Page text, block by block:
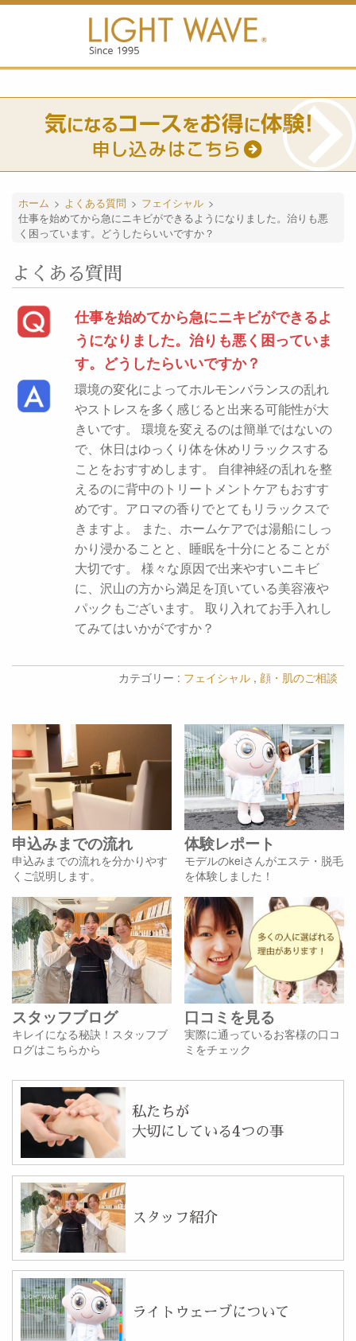
ホーム > よくある質問 > フェイシャル >
仕事を始めてから急にニキビができるようになりました。治りも悪
く困っています。どうしたらいいですか？
よくある質問
仕事を始めてから急にニキビができるよ
うになりました。治りも悪く困っていま
す。どうしたらいいですか？
環境の変化によってホルモンバランスの乱れ
やストレスを多く感じると出来る可能性が大
きいです。 環境を変えるのは簡単ではないの
で、休日はゆっくり体を休めリラックスする
ことをおすすめします。 自律神経の乱れを整
えるのに背中のトリートメントケアもおすす
めです。アロマの香りでとてもリラックスで
きますよ。 また、ホームケアでは湯船にしっ
かり浸かることと、睡眠を十分にとることが
大切です。 様々な原因で出来やすいニキビ
に、沢山の方から満足を頂いている美容液や
パックもございます。 取り入れてお手入れし
てみてはいかがですか？
カテゴリー : フェイシャル, 顔・肌のご相談
申込みまでの流れ
申込みまでの流れを分かりやす
くご説明します。
体験レポート
モデルのkeiさんがエステ・脱毛
を体験しました！
スタッフブログ
キレイになる秘訣！スタッフブ
ログはこちらから
口コミを見る
実際に通っているお客様の口コ
ミをチェック
私たちが
大切にしている4つの事
スタッフ紹介
ライトウェーブについて